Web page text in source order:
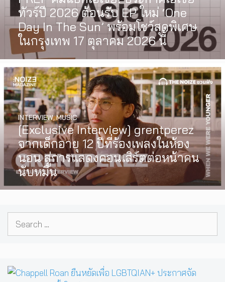
ทัวร์ปี 2026 ต้อนรับ EP ใหม่ ‘One
Day In The Sun’ พร้อมโชว์สุดพิเศษ
ในกรุงเทพ 17 ตุลาคม 2026 นี้
[Exclusive Interview] grentperez
จากเด็กอายุ 12 ปีที่ร้องเพลงในห้อง
นอน สู่การแสดงคอนเสิร์ตต่อหน้าคน
นับหมื่น
INTERVIEW,MUSIC
Search